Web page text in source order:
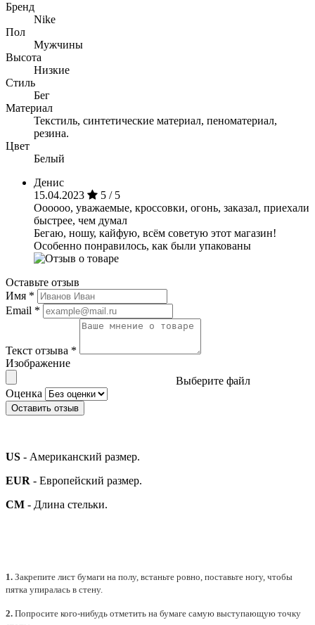
Бренд
Nike
Пол
Мужчины
Высота
Низкие
Стиль
Бег
Материал
Текстиль, синтетические материал, пеноматериал,
резина.
Цвет
Белый
Денис
15.04.2023
5 / 5
Оооооо, уважаемые, кроссовки, огонь, заказал, приехали
быстрее, чем думал
Бегаю, ношу, кайфую, всём советую этот магазин!
Особенно понравилось, как были упакованы
Оставьте отзыв
Имя *
Email *
Текст отзыва *
Изображение
Выберите файл
Оценка
Оставить отзыв
US - Американский размер.
EUR - Европейский размер.
СМ - Длина стельки.
1. Закрепите лист бумаги на полу, встаньте ровно, поставьте ногу, чтобы
пятка упиралась в стену.
2. Попросите кого-нибудь отметить на бумаге самую выступающую точку